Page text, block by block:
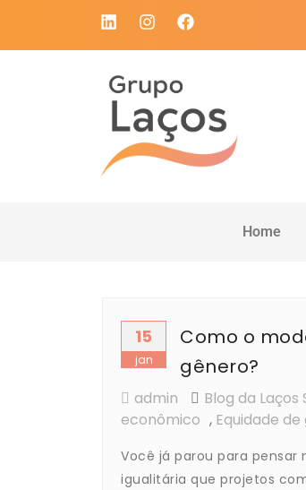
Home
15
jan
Como o
gênero?
admin Blog da Laços
econômico , Equidade
Você já parou para
igualitária que projetos